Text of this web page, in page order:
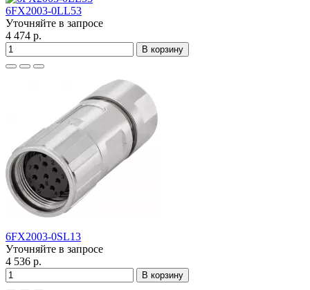
6FX2003-0LL53
Уточняйте в запросе
4 474 р.
В корзину
6FX2003-0SL13
Уточняйте в запросе
4 536 р.
В корзину